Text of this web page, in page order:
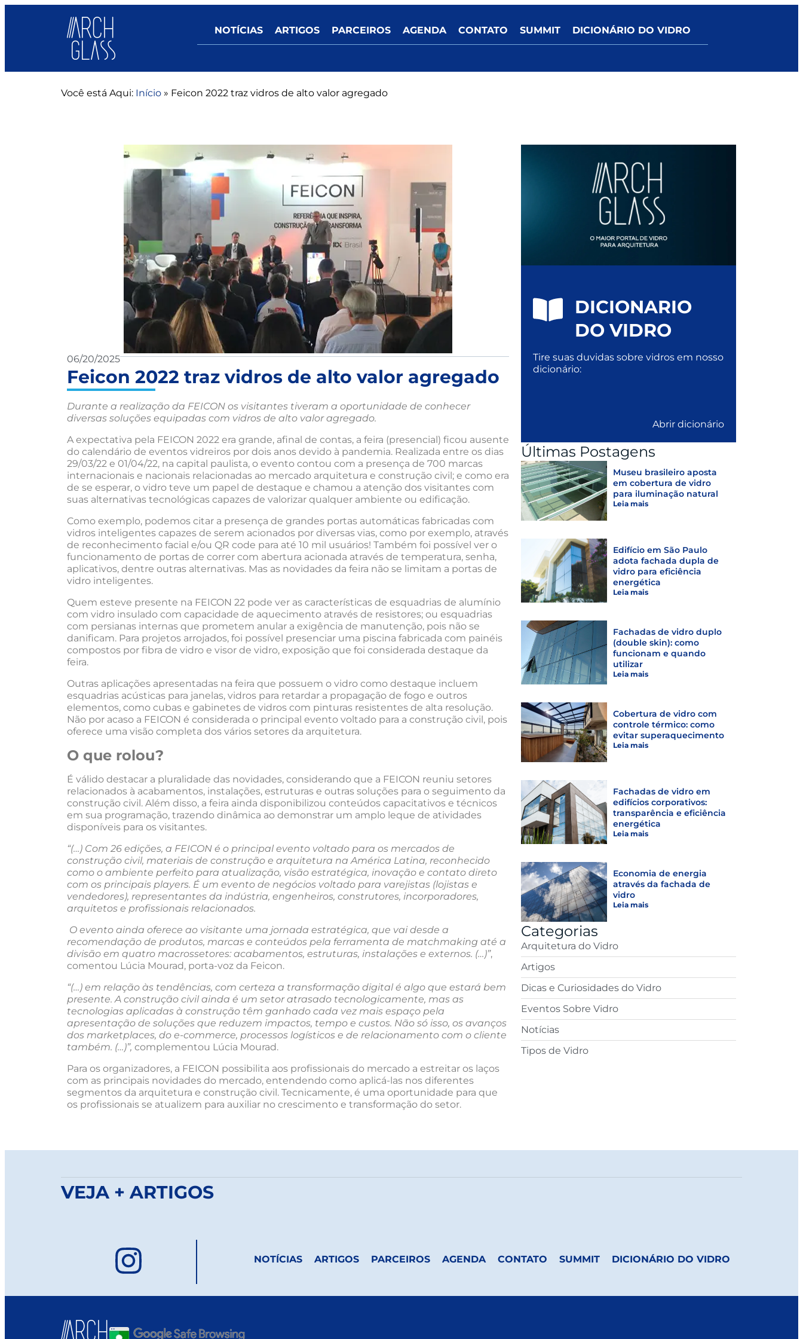
NOTÍCIAS ARTIGOS PARCEIROS AGENDA CONTATO SUMMIT DICIONÁRIO DO VIDRO
Você está Aqui: Início » Feicon 2022 traz vidros de alto valor agregado
06/20/2025
Feicon 2022 traz vidros de alto valor agregado
Durante a realização da FEICON os visitantes tiveram a oportunidade de conhecer
diversas soluções equipadas com vidros de alto valor agregado.
A expectativa pela FEICON 2022 era grande, afinal de contas, a feira (presencial) ficou ausente
do calendário de eventos vidreiros por dois anos devido à pandemia. Realizada entre os dias
29/03/22 e 01/04/22, na capital paulista, o evento contou com a presença de 700 marcas
internacionais e nacionais relacionadas ao mercado arquitetura e construção civil; e como era
de se esperar, o vidro teve um papel de destaque e chamou a atenção dos visitantes com
suas alternativas tecnológicas capazes de valorizar qualquer ambiente ou edificação.
Como exemplo, podemos citar a presença de grandes portas automáticas fabricadas com
vidros inteligentes capazes de serem acionados por diversas vias, como por exemplo, através
de reconhecimento facial e/ou QR code para até 10 mil usuários! Também foi possível ver o
funcionamento de portas de correr com abertura acionada através de temperatura, senha,
aplicativos, dentre outras alternativas. Mas as novidades da feira não se limitam a portas de
vidro inteligentes.
Quem esteve presente na FEICON 22 pode ver as características de esquadrias de alumínio
com vidro insulado com capacidade de aquecimento através de resistores; ou esquadrias
com persianas internas que prometem anular a exigência de manutenção, pois não se
danificam. Para projetos arrojados, foi possível presenciar uma piscina fabricada com painéis
compostos por fibra de vidro e visor de vidro, exposição que foi considerada destaque da
feira.
Outras aplicações apresentadas na feira que possuem o vidro como destaque incluem
esquadrias acústicas para janelas, vidros para retardar a propagação de fogo e outros
elementos, como cubas e gabinetes de vidros com pinturas resistentes de alta resolução.
Não por acaso a FEICON é considerada o principal evento voltado para a construção civil, pois
oferece uma visão completa dos vários setores da arquitetura.
O que rolou?
É válido destacar a pluralidade das novidades, considerando que a FEICON reuniu setores
relacionados à acabamentos, instalações, estruturas e outras soluções para o seguimento da
construção civil. Além disso, a feira ainda disponibilizou conteúdos capacitativos e técnicos
em sua programação, trazendo dinâmica ao demonstrar um amplo leque de atividades
disponíveis para os visitantes.
“(…) Com 26 edições, a FEICON é o principal evento voltado para os mercados de
construção civil, materiais de construção e arquitetura na América Latina, reconhecido
como o ambiente perfeito para atualização, visão estratégica, inovação e contato direto
com os principais players. É um evento de negócios voltado para varejistas (lojistas e
vendedores), representantes da indústria, engenheiros, construtores, incorporadores,
arquitetos e profissionais relacionados.
O evento ainda oferece ao visitante uma jornada estratégica, que vai desde a
recomendação de produtos, marcas e conteúdos pela ferramenta de matchmaking até a
divisão em quatro macrossetores: acabamentos, estruturas, instalações e externos. (…)”,
comentou Lúcia Mourad, porta-voz da Feicon.
“(…) em relação às tendências, com certeza a transformação digital é algo que estará bem
presente. A construção civil ainda é um setor atrasado tecnologicamente, mas as
tecnologias aplicadas à construção têm ganhado cada vez mais espaço pela
apresentação de soluções que reduzem impactos, tempo e custos. Não só isso, os avanços
dos marketplaces, do e-commerce, processos logísticos e de relacionamento com o cliente
também. (…)”, complementou Lúcia Mourad.
Para os organizadores, a FEICON possibilita aos profissionais do mercado a estreitar os laços
com as principais novidades do mercado, entendendo como aplicá-las nos diferentes
segmentos da arquitetura e construção civil. Tecnicamente, é uma oportunidade para que
os profissionais se atualizem para auxiliar no crescimento e transformação do setor.
DICIONARIO
DO VIDRO
Tire suas duvidas sobre vidros em nosso
dicionário:
Abrir dicionário
Últimas Postagens
Museu brasileiro aposta
em cobertura de vidro
para iluminação natural
Leia mais
Edifício em São Paulo
adota fachada dupla de
vidro para eficiência
energética
Leia mais
Fachadas de vidro duplo
(double skin): como
funcionam e quando
utilizar
Leia mais
Cobertura de vidro com
controle térmico: como
evitar superaquecimento
Leia mais
Fachadas de vidro em
edifícios corporativos:
transparência e eficiência
energética
Leia mais
Economia de energia
através da fachada de
vidro
Leia mais
Categorias
Arquitetura do Vidro
Artigos
Dicas e Curiosidades do Vidro
Eventos Sobre Vidro
Notícias
Tipos de Vidro
VEJA + ARTIGOS
NOTÍCIAS ARTIGOS PARCEIROS AGENDA CONTATO SUMMIT DICIONÁRIO DO VIDRO